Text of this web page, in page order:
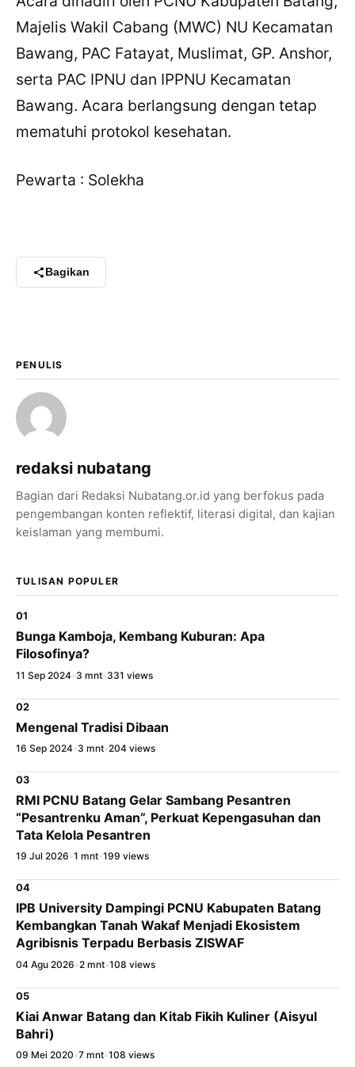
Majelis Wakil Cabang (MWC) NU Kecamatan
Bawang, PAC Fatayat, Muslimat, GP. Anshor,
serta PAC IPNU dan IPPNU Kecamatan
Bawang. Acara berlangsung dengan tetap
mematuhi protokol kesehatan.
Pewarta : Solekha
Bagikan
PENULIS
redaksi nubatang
Bagian dari Redaksi Nubatang.or.id yang berfokus pada
pengembangan konten reflektif, literasi digital, dan kajian
keislaman yang membumi.
TULISAN POPULER
01
Bunga Kamboja, Kembang Kuburan: Apa
Filosofinya?
11 Sep 2024•3 mnt•331 views
02
Mengenal Tradisi Dibaan
16 Sep 2024•3 mnt•204 views
03
RMI PCNU Batang Gelar Sambang Pesantren
“Pesantrenku Aman”, Perkuat Kepengasuhan dan
Tata Kelola Pesantren
19 Jul 2026 •1 mnt•199 views
04
IPB University Dampingi PCNU Kabupaten Batang
Kembangkan Tanah Wakaf Menjadi Ekosistem
Agribisnis Terpadu Berbasis ZISWAF
04 Agu 2026 •2 mnt•108 views
05
Kiai Anwar Batang dan Kitab Fikih Kuliner (Aisyul
Bahri)
09 Mei 2020 •7 mnt•108 views
Bagikan Tulisan Ini
X / Twitter